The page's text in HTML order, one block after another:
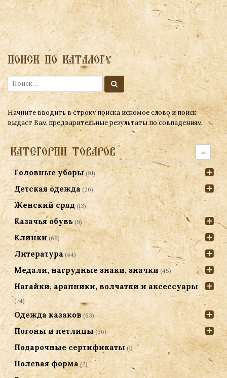
ПОИСК ПО КАТАЛОГУ
Начните вводить в строку поиска искомое слово и поиск
выдаст Вам предварительные результаты по совпадениям
КАТЕГОРИИ ТОВАРОВ
Головные уборы (91)
Детская одежда (26)
Женский сряд (13)
Казачья обувь (9)
Клинки (69)
Литература (44)
Медали, нагрудные знаки, значки (45)
Нагайки, арапники, волчатки и аксессуары
(74)
Одежда казаков (63)
Погоны и петлицы (36)
Подарочные сертификаты (1)
Полевая форма (2)